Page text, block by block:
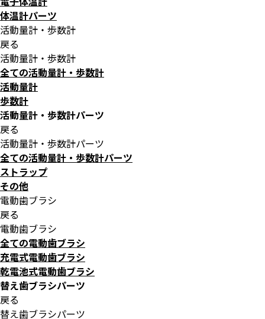
体温計パーツ
活動量計・歩数計
戻る
活動量計・歩数計
全ての活動量計・歩数計
活動量計
歩数計
活動量計・歩数計パーツ
戻る
活動量計・歩数計パーツ
全ての活動量計・歩数計パーツ
ストラップ
その他
電動歯ブラシ
戻る
電動歯ブラシ
全ての電動歯ブラシ
充電式電動歯ブラシ
乾電池式電動歯ブラシ
替え歯ブラシパーツ
戻る
替え歯ブラシパーツ